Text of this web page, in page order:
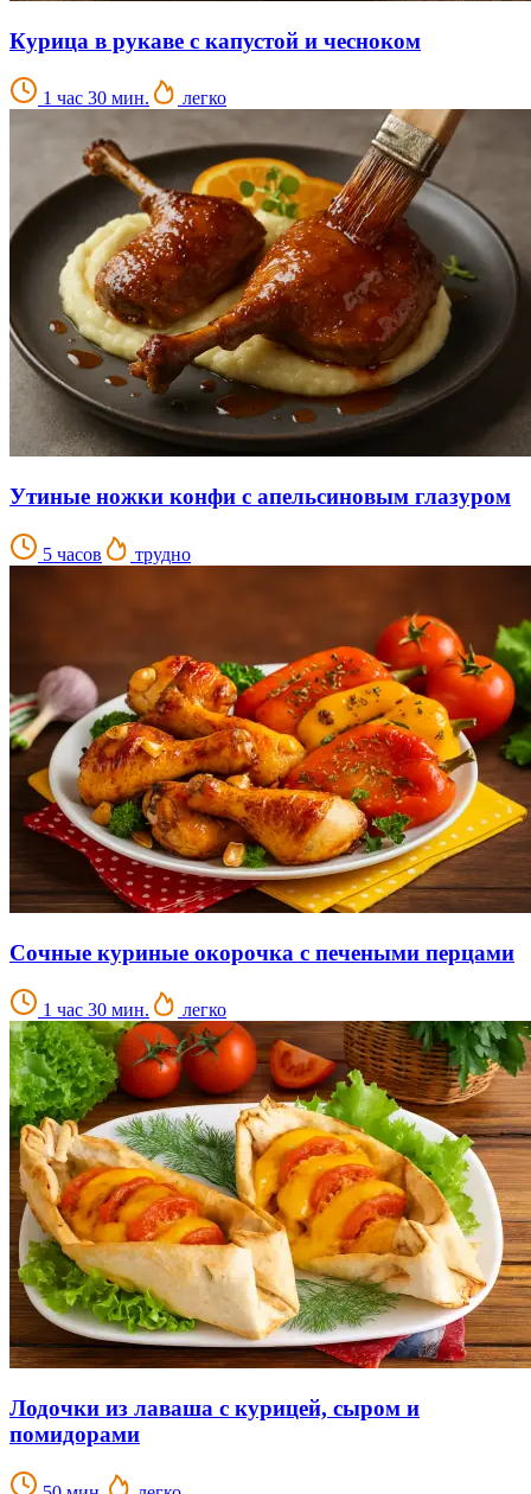
Курица в рукаве с капустой и чесноком
1 час 30 мин. легко
Утиные ножки конфи с апельсиновым глазуром
5 часов трудно
Сочные куриные окорочка с печеными перцами
1 час 30 мин. легко
Лодочки из лаваша с курицей, сыром и
помидорами